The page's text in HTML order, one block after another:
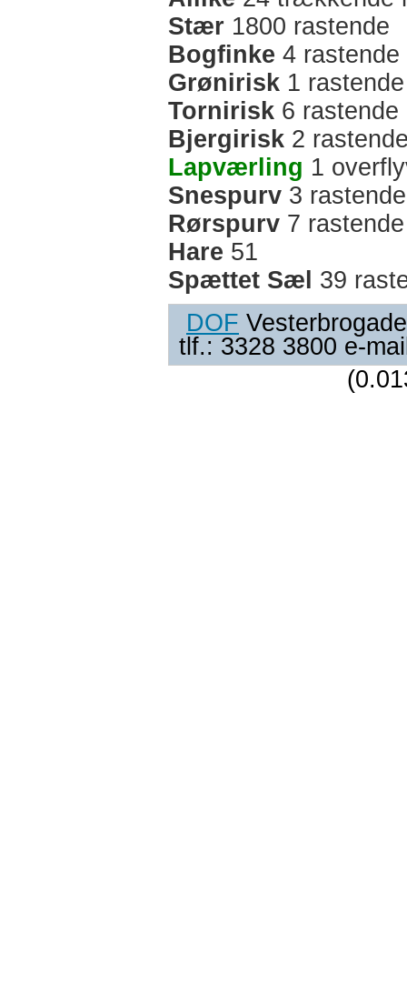
Stær 1800 rastende
Bogfinke 4 rastende
Grønirisk 1 rastende
Tornirisk 6 rastende
Bjergirisk 2
Lapværling 1
Snespurv 3 rastende
Rørspurv 7 rastende
Hare 51
Spættet Sæl 39
DOF
tlf.: 3328 3800 e-